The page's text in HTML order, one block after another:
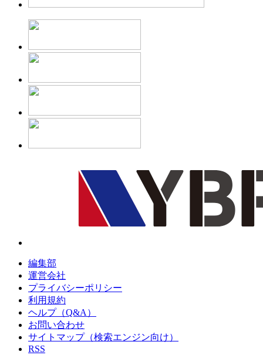
編集部
運営会社
プライバシーポリシー
利用規約
ヘルプ（Q&A）
お問い合わせ
サイトマップ（検索エンジン向け）
RSS